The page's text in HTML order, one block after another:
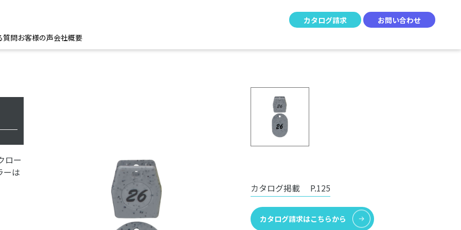
カタログ請求
お問い合わせ
質問お客様の声会社概要
ロー
ーは
カタログ掲載
P.125
カタログ請求はこちらから